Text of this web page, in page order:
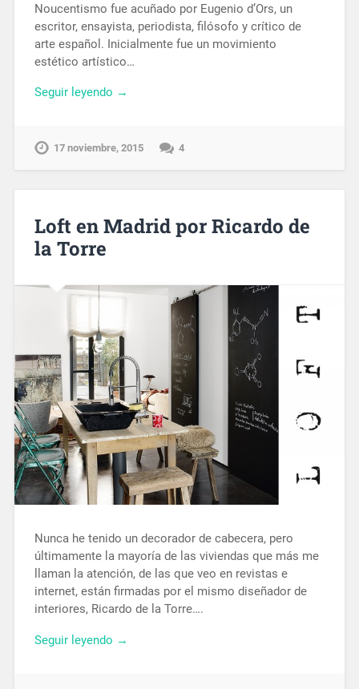
Noucentismo fue acuñado por Eugenio d’Ors, un
escritor, ensayista, periodista, filósofo y crítico de
arte español. Inicialmente fue un movimiento
estético artístico…
Seguir leyendo →
17 noviembre, 2015 4
Loft en Madrid por Ricardo de
la Torre
Nunca he tenido un decorador de cabecera, pero
últimamente la mayoría de las viviendas que más me
llaman la atención, de las que veo en revistas e
internet, están firmadas por el mismo diseñador de
interiores, Ricardo de la Torre….
Seguir leyendo →